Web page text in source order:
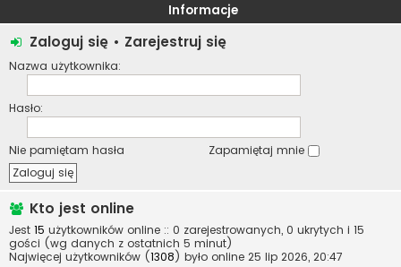
Informacje
Zaloguj się • Zarejestruj się
Nazwa użytkownika:
Hasło:
Nie pamiętam hasła Zapamiętaj mnie
Kto jest online
Jest 15 użytkowników online :: 0 zarejestrowanych, 0 ukrytych i 15
gości (wg danych z ostatnich 5 minut)
Najwięcej użytkowników (1308) było online 25 lip 2026, 20:47